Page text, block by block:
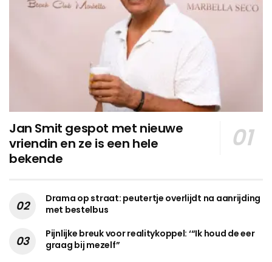
Jan Smit gespot met nieuwe
vriendin en ze is een hele
bekende
Drama op straat: peutertje overlijdt na aanrijding
met bestelbus
Pijnlijke breuk voor realitykoppel: ‘“Ik houd de eer
graag bij mezelf”